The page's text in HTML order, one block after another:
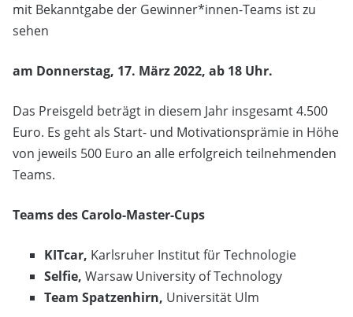
mit Bekanntgabe der Gewinner*innen-Teams ist zu
sehen
am Donnerstag, 17. März 2022, ab 18 Uhr.
Das Preisgeld beträgt in diesem Jahr insgesamt 4.500
Euro. Es geht als Start- und Motivationsprämie in Höhe
von jeweils 500 Euro an alle erfolgreich teilnehmenden
Teams.
Teams des Carolo-Master-Cups
KITcar, Karlsruher Institut für Technologie
Selfie, Warsaw University of Technology
Team Spatzenhirn, Universität Ulm